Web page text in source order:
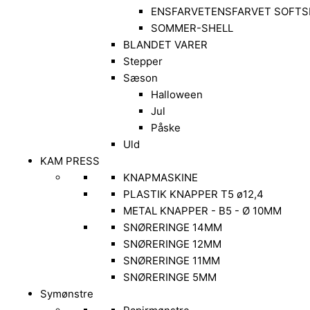
ENSFARVETENSFARVET
SOMMER-SHELL
BLANDET VARER
Stepper
Sæson
Halloween
Jul
Påske
Uld
KAM PRESS
KNAPMASKINE
PLASTIK KNAPPER T5 ø12,4
METAL KNAPPER - B5 - Ø 10MM
SNØRERINGE 14MM
SNØRERINGE 12MM
SNØRERINGE 11MM
SNØRERINGE 5MM
Symønstre